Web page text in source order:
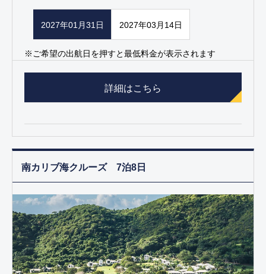
2027年01月31日 2027年03月14日
※ご希望の出航日を押すと最低料金が表示されます
詳細はこちら
南カリブ海クルーズ 7泊8日